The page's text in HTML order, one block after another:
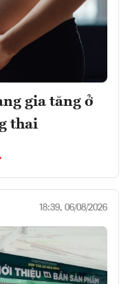
gia tăng ở
thai
18:39, 06/08/2026